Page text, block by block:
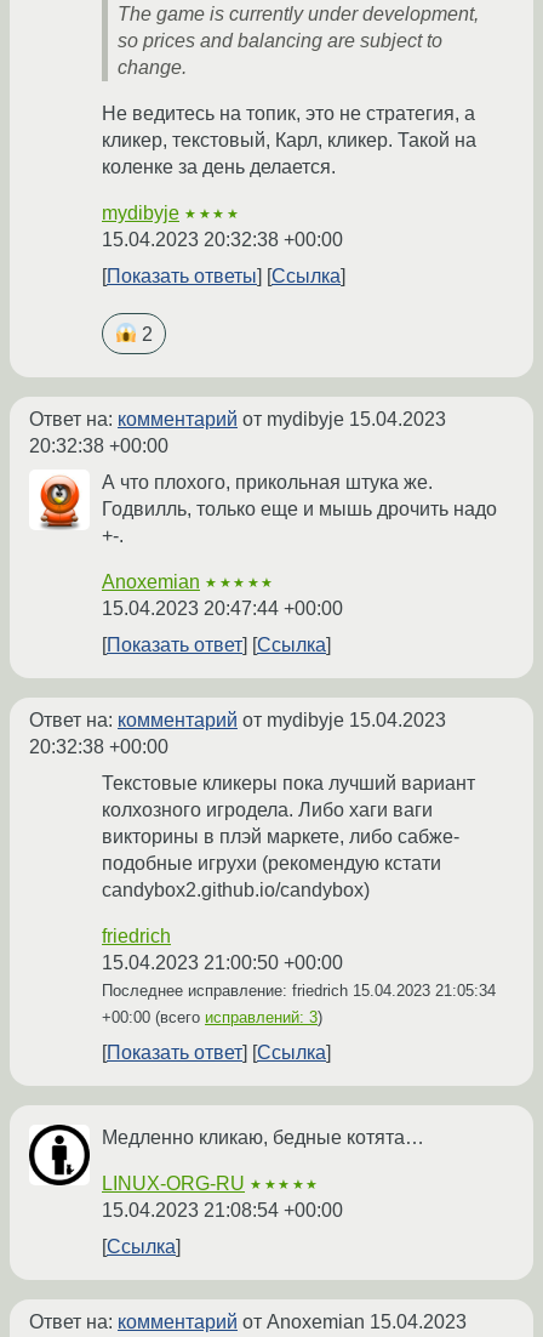
The game is currently under development,
so prices and balancing are subject to
change.
Не ведитесь на топик, это не стратегия, а
кликер, текстовый, Карл, кликер. Такой на
коленке за день делается.
mydibyje ★★★★
15.04.2023 20:32:38 +00:00
Показать ответы
Ссылка
2
Ответ на: комментарий от mydibyje 15.04.2023
20:32:38 +00:00
А что плохого, прикольная штука же.
Годвилль, только еще и мышь дрочить надо
+-.
Anoxemian ★★★★★
15.04.2023 20:47:44 +00:00
Показать ответ
Ссылка
Ответ на: комментарий от mydibyje 15.04.2023
20:32:38 +00:00
Текстовые кликеры пока лучший вариант
колхозного игродела. Либо хаги ваги
викторины в плэй маркете, либо сабже-
подобные игрухи (рекомендую кстати
candybox2.github.io/candybox)
friedrich
15.04.2023 21:00:50 +00:00
Последнее исправление: friedrich 15.04.2023 21:05:34
+00:00 (всего исправлений: 3)
Показать ответ Ссылка
Медленно кликаю, бедные котята…
LINUX-ORG-RU ★★★★★
15.04.2023 21:08:54 +00:00
Ссылка
Ответ на: комментарий от Anoxemian 15.04.2023